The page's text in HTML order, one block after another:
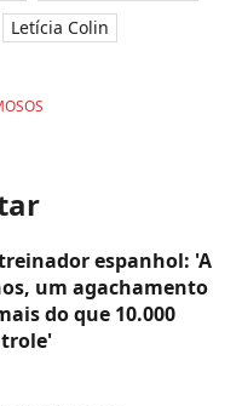
Letícia Colin
espanhol: 'A
um agachamento
do que 10.000